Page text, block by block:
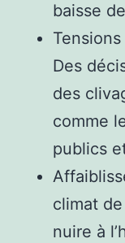
baisse
Des
des
comme
publics
climat
nuire à